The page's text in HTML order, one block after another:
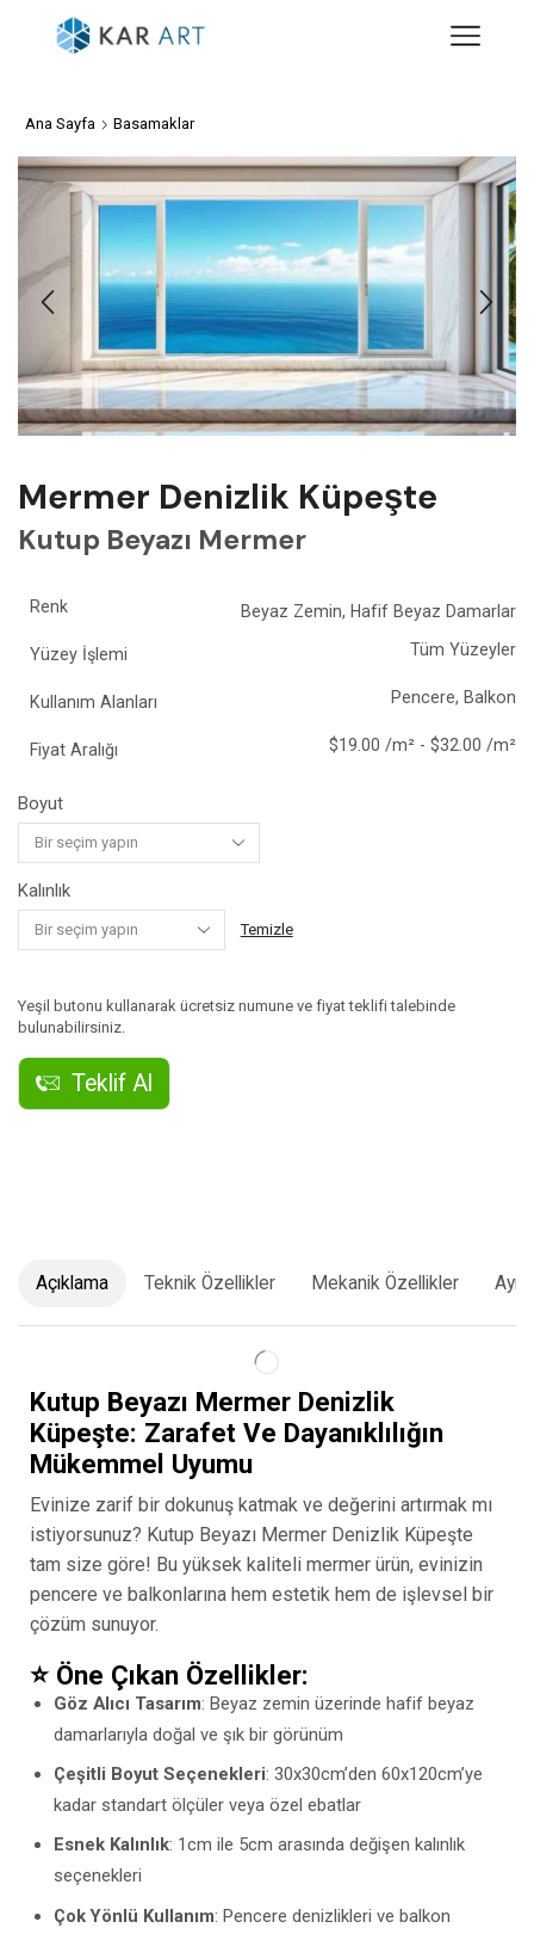
Ana Sayfa Basamaklar
Mermer Denizlik Küpeşte
Kutup Beyazı Mermer
Renk Beyaz Zemin, Hafif Beyaz Damarlar
Yüzey İşlemi Tüm Yüzeyler
Kullanım Alanları Pencere, Balkon
Fiyat Aralığı $19.00 /m² - $32.00 /m²
Boyut
Kalınlık
Temizle
Yeşil butonu kullanarak ücretsiz numune ve fiyat teklifi talebinde
bulunabilirsiniz.
Teklif Al
Açıklama Teknik Özellikler Mekanik Özellikler
Kutup Beyazı Mermer Denizlik
Küpeşte: Zarafet Ve Dayanıklılığın
Mükemmel Uyumu
Evinize zarif bir dokunuş katmak ve değerini artırmak mı
istiyorsunuz? Kutup Beyazı Mermer Denizlik Küpeşte
tam size göre! Bu yüksek kaliteli mermer ürün, evinizin
pencere ve balkonlarına hem estetik hem de işlevsel bir
çözüm sunuyor.
⭐️ Öne Çıkan Özellikler:
Göz Alıcı Tasarım: Beyaz zemin üzerinde hafif beyaz
damarlarıyla doğal ve şık bir görünüm
Çeşitli Boyut Seçenekleri: 30x30cm’den 60x120cm’ye
kadar standart ölçüler veya özel ebatlar
Esnek Kalınlık: 1cm ile 5cm arasında değişen kalınlık
seçenekleri
Çok Yönlü Kullanım: Pencere denizlikleri ve balkon